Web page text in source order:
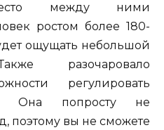
между ними
ростом более 180-
ощущать небольшой
разочаровало
регулировать
Она попросту не
поэтому вы не сможете